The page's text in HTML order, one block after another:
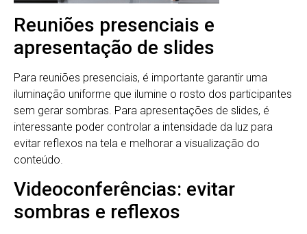
Reuniões presenciais e
apresentação de slides
Para reuniões presenciais, é importante garantir uma
iluminação uniforme que ilumine o rosto dos participantes
sem gerar sombras. Para apresentações de slides, é
interessante poder controlar a intensidade da luz para
evitar reflexos na tela e melhorar a visualização do
conteúdo.
Videoconferências: evitar
sombras e reflexos